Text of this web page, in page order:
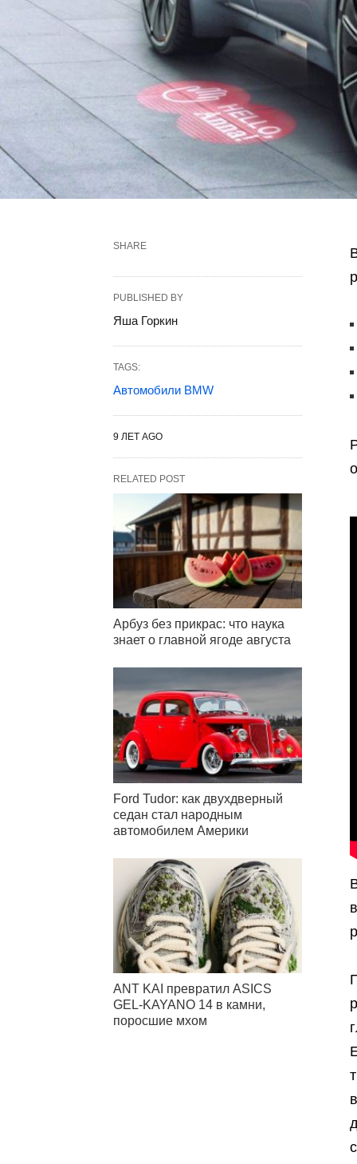
SHARE
PUBLISHED BY
Яша Горкин
TAGS:
Автомобили BMW
9 ЛЕТ AGO
RELATED POST
Арбуз без прикрас: что наука
знает о главной ягоде августа
Ford Tudor: как двухдверный
седан стал народным
автомобилем Америки
ANT KAI превратил ASICS
GEL-KAYANO 14 в камни,
поросшие мхом